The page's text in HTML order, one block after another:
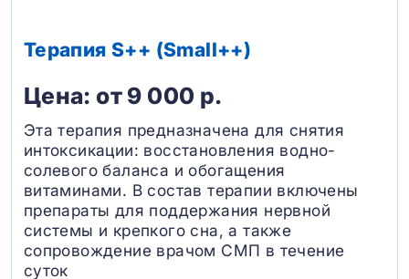
Терапия S++ (Small++)
Цена: от 9 000 р.
Эта терапия предназначена для снятия
интоксикации: восстановления водно-
солевого баланса и обогащения
витаминами. В состав терапии включены
препараты для поддержания нервной
системы и крепкого сна, а также
сопровождение врачом СМП в течение
суток